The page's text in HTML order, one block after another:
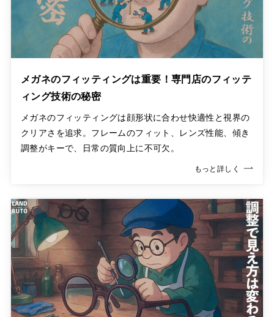
メガネのフィッティングは重要！専門店のフィッテ
ィング技術の秘密
メガネのフィッティングは顔形状に合わせ快適性と視界の
クリアさを追求。フレームのフィット、レンズ性能、傾き
調整がキーで、日常の質向上に不可欠。
もっと詳しく